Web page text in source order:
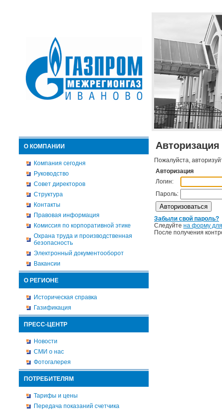
О КОМПАНИИ
Компания сегодня
Руководство
Совет директоров
Структура
Контакты
Правовая информация
Комиссия по корпоративной этике
Охрана труда и производственная
безопасность
Электронный документооборот
Вакансии
О РЕГИОНЕ
Историческая справка
Газификация
ПРЕСС-ЦЕНТР
Новости
СМИ о нас
Фотогалерея
ПОТРЕБИТЕЛЯМ
Тарифы и цены
Передача показаний счетчика
Авторизация
Пожалуйста,
Авторизация
Логин:
Пароль:
Забыли свой пароль?
Следуйте на форму
После получения